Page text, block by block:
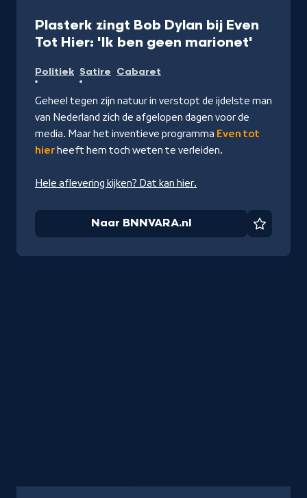
Plasterk zingt Bob Dylan bij Even
Tot Hier: 'Ik ben geen marionet'
Politiek Satire Cabaret
Geheel tegen zijn natuur in verstopt de ijdelste man
van Nederland zich de afgelopen dagen voor de
media. Maar het inventieve programma Even tot
hierheeft hem toch weten te verleiden.
Hele aflevering kijken? Dat kan hier.
Naar BNNVARA.nl